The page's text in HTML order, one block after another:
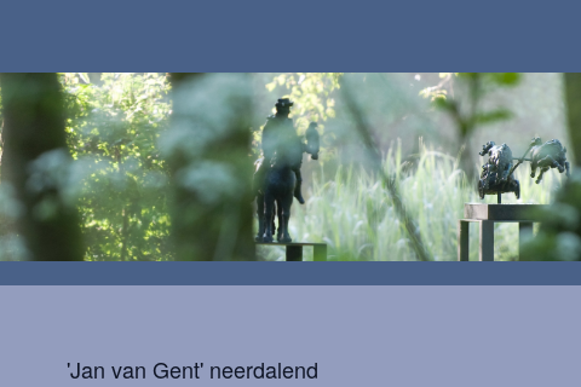
'Jan van Gent' neerdalend